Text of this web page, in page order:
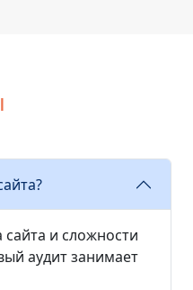
и сложности
аудит занимает